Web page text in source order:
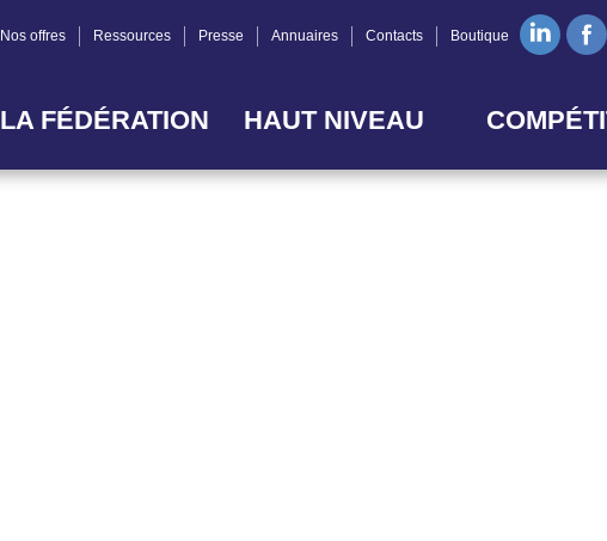
Nos offres Ressources Presse Annuaires Contacts Boutique
LA FÉDÉRATION HAUT NIVEAU